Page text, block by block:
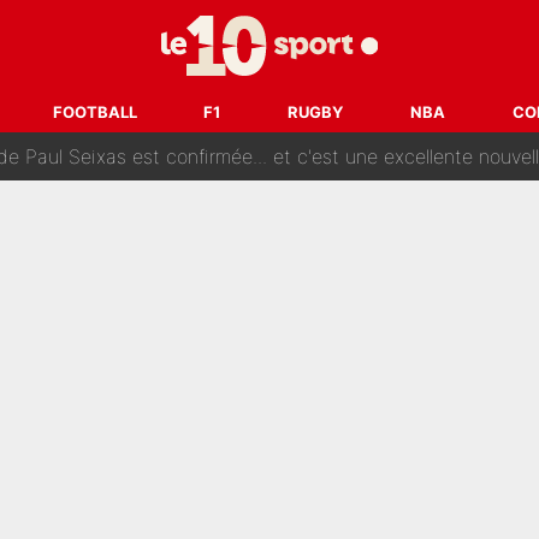
FOOTBALL F1 RUGBY NBA
ravages à Marseille : L’OM a placé 12 joueurs sur le marché des transferts…
signature au PSG : Voilà les coulisses de son transfert
Seixas est confirmée... et c'est une excellente nouvelle